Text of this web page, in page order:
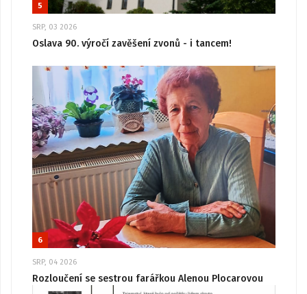
5
SRP, 03 2026
Oslava 90. výročí zavěšení zvonů - i tancem!
6
SRP, 04 2026
Rozloučení se sestrou farářkou Alenou Plocarovou